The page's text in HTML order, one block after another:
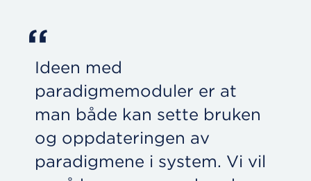
“
Ideen med
paradigmemoduler er at
man både kan sette bruken
og oppdateringen av
paradigmene i system. Vi vil